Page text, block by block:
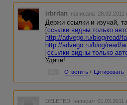
irbritan написала 28.02.2011
Держи ссылки и изучай,
[ссылки видны только
http://advego.ru/blog/read/
http://advego.ru/blog/read/
[ссылки видны только
Удачи!
Ответить / Цитировать
DELETED написал 01.03.2011